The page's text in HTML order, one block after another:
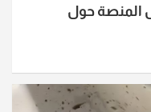
المنصة حول